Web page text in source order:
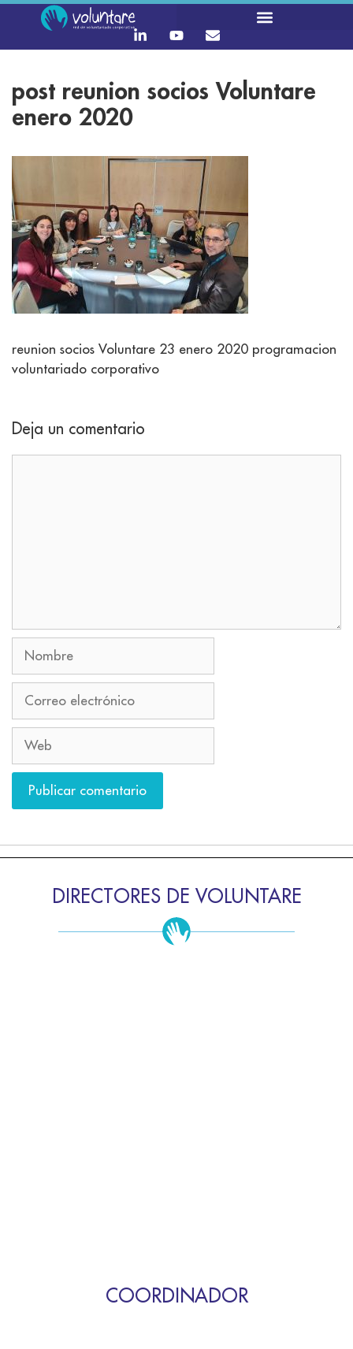
post reunion socios Voluntare
enero 2020
reunion socios Voluntare 23 enero 2020 programacion
voluntariado corporativo
Deja un comentario
DIRECTORES DE VOLUNTARE
COORDINADOR